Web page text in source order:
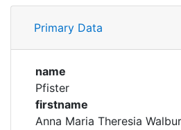
Corporations
registry
Profile
Primary Data
name
Pfister
firstname
Anna Maria Theresia